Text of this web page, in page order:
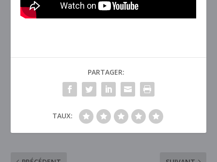
PARTAGER:
TAUX: